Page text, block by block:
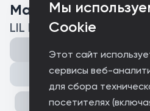
Мы
Cookie
Этот сайт
сервисы веб-
для сбора
посетителях
Mansion
LIL DIAMOND